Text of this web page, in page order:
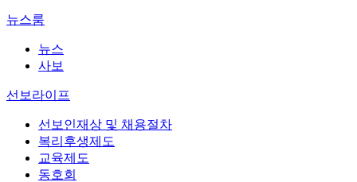
뉴스룸
뉴스
사보
선보라이프
선보인재상 및 채용절차
복리후생제도
교육제도
동호회